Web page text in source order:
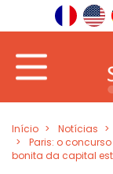
Início Notícias
Paris: o
bonita da capital